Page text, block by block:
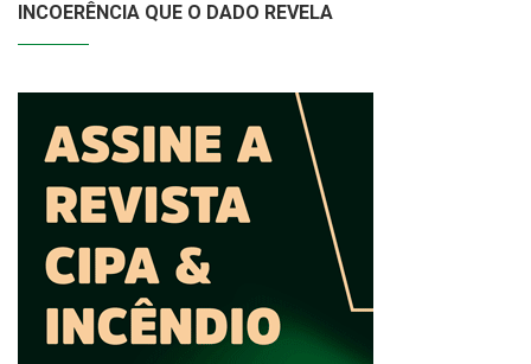
INCOERÊNCIA QUE O DADO REVELA